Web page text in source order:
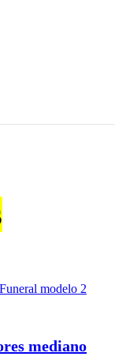
mediano